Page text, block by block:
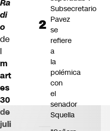
Ra
di
o
de
l
m
art
es
30
de
juli
Subsecretario
Pavez
se
refiere
a
la
polémica
con
el
senador
Squella